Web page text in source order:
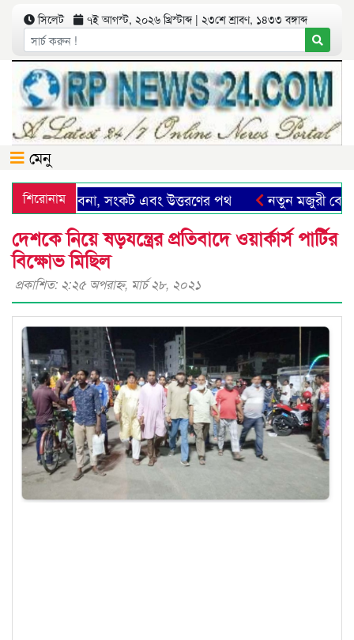
সিলেট ৭ই আগস্ট, ২০২৬ খ্রিস্টাব্দ | ২৩শে শ্রাবণ, ১৪৩৩ বঙ্গাব্দ
মেনু
শিরোনামসম্ভাবনা, সংকট এবং উত্তরণের পথ নতুন মজুরী বোর্ড
দেশকে নিয়ে ষড়যন্ত্রের প্রতিবাদে ওয়ার্কার্স পার্টির
বিক্ষোভ মিছিল
প্রকাশিত: ২:২৫ অপরাহ্ণ, মার্চ ২৮, ২০২১